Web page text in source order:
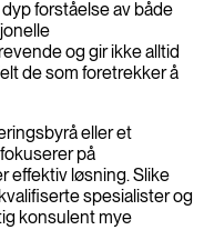
forståelse av både
og gir ikke alltid
de som foretrekker å
eller et
på
effektiv løsning. Slike
spesialister og
konsulent mye